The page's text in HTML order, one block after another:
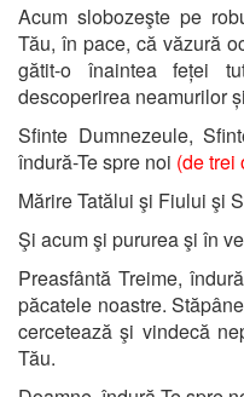
Acum slobozeşte pe
Tău, în pace, că văzură
gătit-o înaintea feței
descoperirea neamurilor
Sfinte Dumnezeule,
îndură-Te spre noi (de trei
Mărire Tatălui şi Fiului şi
Şi acum şi pururea şi în
Preasfântă Treime,
păcatele noastre.
cercetează şi vindecă
Tău.